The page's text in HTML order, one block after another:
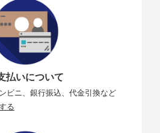
払いについて
ビニ、銀行振込、代金引換など
る